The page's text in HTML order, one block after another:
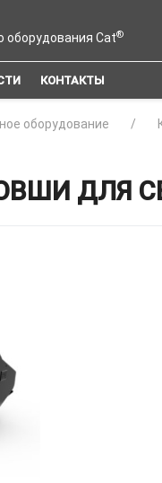
оборудования Cat®
КОНТАКТЫ
оборудование
ДЛЯ